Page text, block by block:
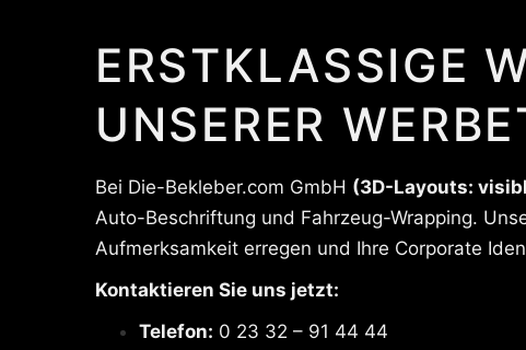
ERSTKLASSIGE
UNSERER
Bei Die-Bekleber.com GmbH (3D-Layouts:
Auto-Beschriftung und Fahrzeug-Wrapping.
Aufmerksamkeit erregen und Ihre Corporate
Kontaktieren Sie uns jetzt:
Telefon: 0 23 32 – 91 44 44